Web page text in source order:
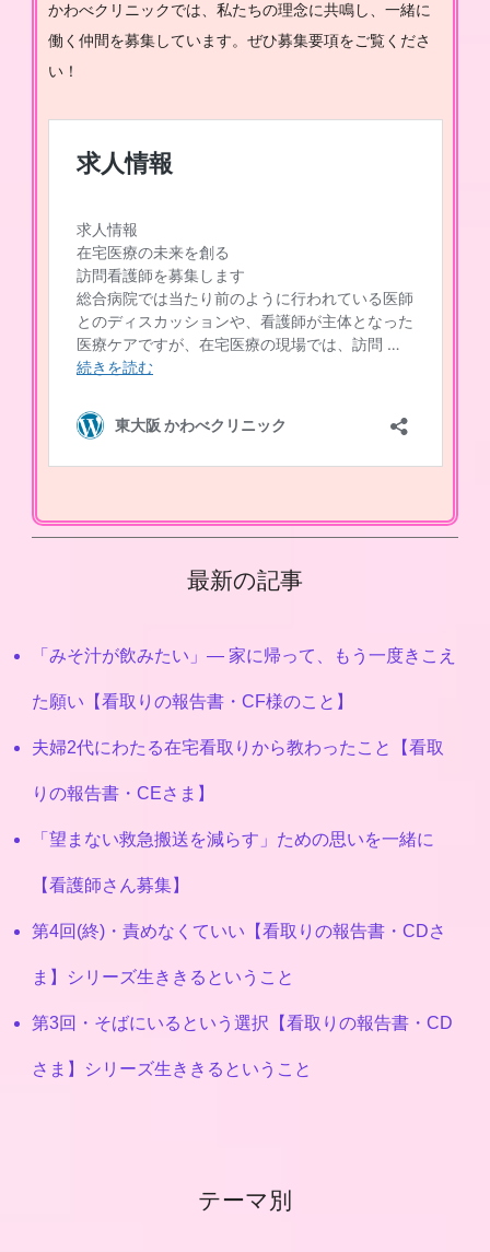
かわべクリニックでは、私たちの理念に共鳴し、一緒に
働く仲間を募集しています。ぜひ募集要項をご覧くださ
い！
最新の記事
「みそ汁が飲みたい」― 家に帰って、もう一度きこえ
た願い【看取りの報告書・CF様のこと】
夫婦2代にわたる在宅看取りから教わったこと【看取
りの報告書・CEさま】
「望まない救急搬送を減らす」ための思いを一緒に
【看護師さん募集】
第4回(終)・責めなくていい【看取りの報告書・CDさ
ま】シリーズ生ききるということ
第3回・そばにいるという選択【看取りの報告書・CD
さま】シリーズ生ききるということ
テーマ別